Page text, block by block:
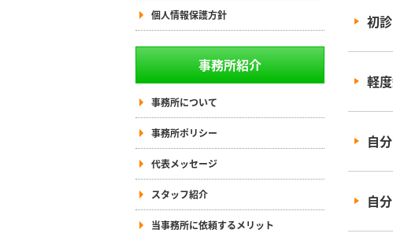
初
軽
自
自
個人情報保護方針
事務所紹介
事務所について
事務所ポリシー
代表メッセージ
スタッフ紹介
当事務所に依頼するメリット